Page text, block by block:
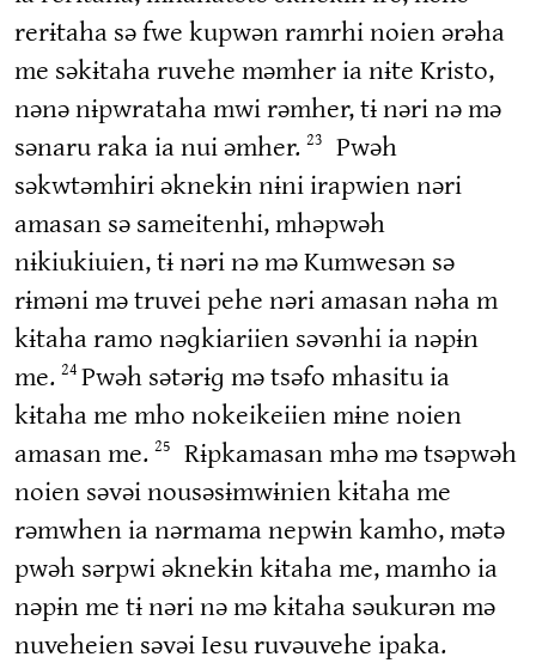
rerɨtaha sə fwe kupwən ramrhi noien ərəha
me səkɨtaha ruvehe məmher ia nɨte Kristo,
nənə nɨpwrataha mwi rəmher, tɨ nəri nə mə
sənaru raka ia nui əmher. 23
Pwəh
səkwtəmhiri əknekɨn nɨni irapwien nəri
amasan sə sameitenhi, mhəpwəh
nɨkiukiuien, tɨ nəri nə mə Kumwesən sə
rɨməni mə truvei pehe nəri amasan nəha m
kɨtaha ramo nəɡkiariien səvənhi ia nəpɨn
me. 24 Pwəh sətərɨɡ mə tsəfo mhasitu ia
kɨtaha me mho nokeikeiien mɨne noien
amasan me. 25
Rɨpkamasan mhə mə tsəpwəh
noien səvəi nousəsɨmwɨnien kɨtaha me
rəmwhen ia nərmama nepwɨn kamho, mətə
pwəh sərpwi əknekɨn kɨtaha me, mamho ia
nəpɨn me tɨ nəri nə mə kɨtaha səukurən mə
nuveheien səvəi Iesu ruvəuvehe ipaka.